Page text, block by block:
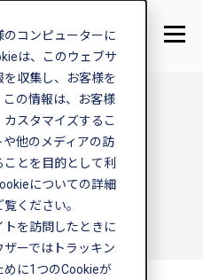
コンピューターに
は、このウェブサ
収集し、お客様を
の情報は、お客様
スタマイズするこ
他のメディアの訪
とを目的として利
についての詳細
覧ください。
を訪問したときに
ーではトラッキン
に1つのCookieが